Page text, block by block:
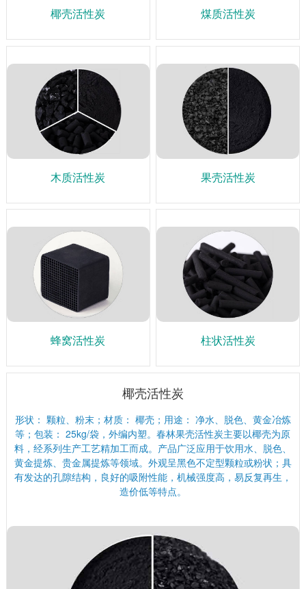
椰壳活性炭 煤质活性炭
木质活性炭 果壳活性炭
蜂窝活性炭 柱状活性炭
椰壳活性炭
形状： 颗粒、粉末；材质： 椰壳；用途： 净水、脱色、黄金冶炼
等；包装： 25kg/袋，外编内塑。春林果壳活性炭主要以椰壳为原
料，经系列生产工艺精加工而成。产品广泛应用于饮用水、脱色、
黄金提炼、贵金属提炼等领域。外观呈黑色不定型颗粒或粉状；具
有发达的孔隙结构，良好的吸附性能，机械强度高，易反复再生，
造价低等特点。